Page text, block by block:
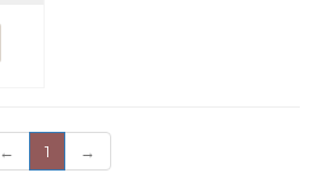
← 1 (current)
→